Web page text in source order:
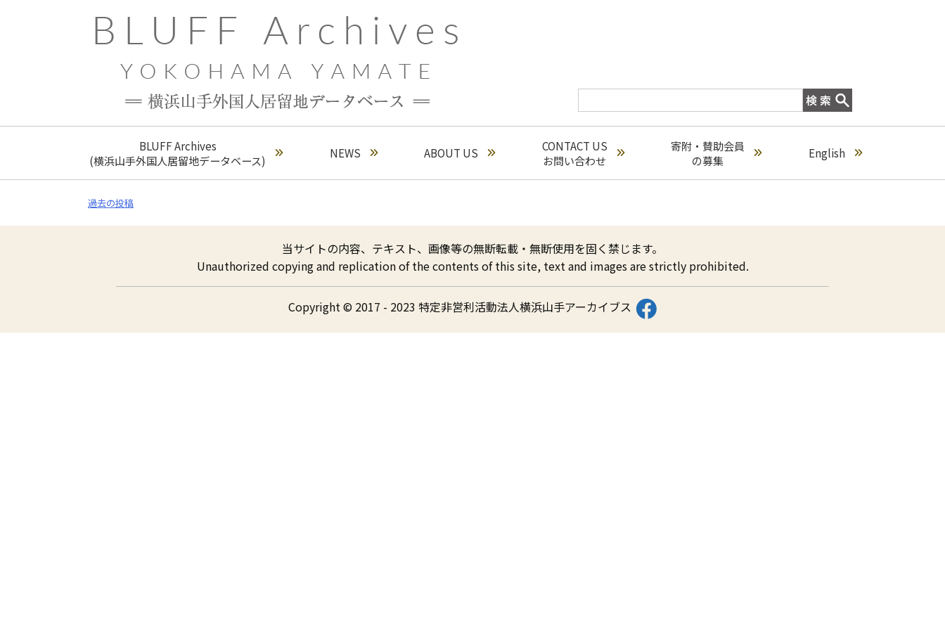
BLUFF Archives
(横浜山手外国人居留地データベース)
NEWS ABOUT US
CONTACT US
お問い合わせ
寄附・賛助会員
の募集
English
NEWS
投
稿
ビ
過去の投稿
当サイトの内容、テキスト、画像等の無断転載・無断使用を固く禁じます。
Unauthorized copying and replication of the contents of this site, text and images are strictly prohibited.
Copyright © 2017 - 2023 特定非営利活動法人横浜山手アーカイブス